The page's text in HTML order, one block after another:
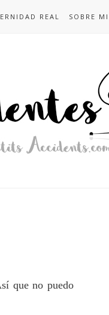
REAL SOBRE MI
que no puedo